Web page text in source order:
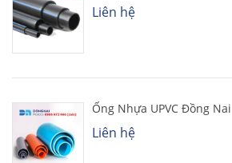
Liên hệ
Ống Nhựa UPVC Đồng Nai
Liên hệ